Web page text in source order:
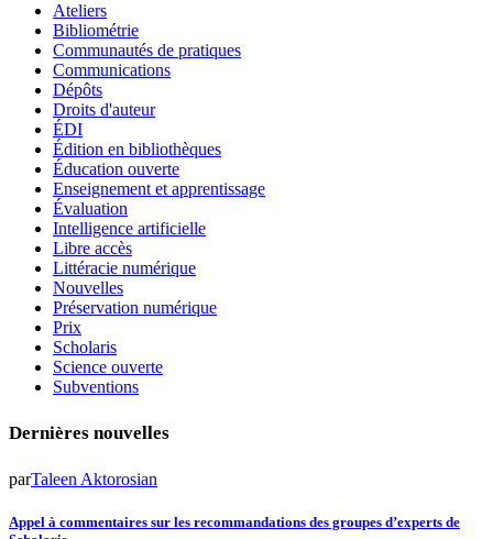
Ateliers
Bibliométrie
Communautés de pratiques
Communications
Dépôts
Droits d'auteur
ÉDI
Édition en bibliothèques
Éducation ouverte
Enseignement et apprentissage
Évaluation
Intelligence artificielle
Libre accès
Littéracie numérique
Nouvelles
Préservation numérique
Prix
Scholaris
Science ouverte
Subventions
Dernières nouvelles
parTaleen Aktorosian
Appel à commentaires sur les recommandations des groupes d’experts de